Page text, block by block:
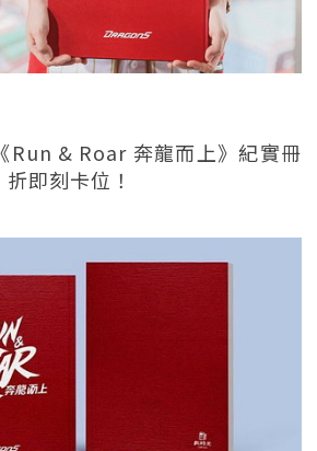
Run & Roar 奔龍而上》紀實冊
即刻卡位！